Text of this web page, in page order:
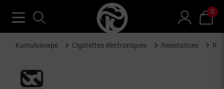
0
Kumulusvape Cigarettes électroniques Resistances